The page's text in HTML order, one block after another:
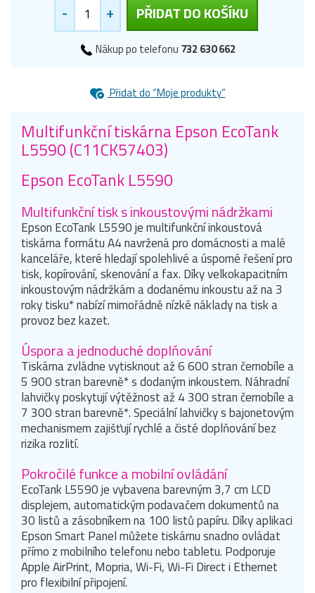
- + PŘIDAT DO KOŠÍKU
Nákup po telefonu 732 630 662
Přidat do “Moje produkty”
Multifunkční tiskárna Epson EcoTank
L5590 (C11CK57403)
Epson EcoTank L5590
Multifunkční tisk s inkoustovými nádržkami
Epson EcoTank L5590 je multifunkční inkoustová
tiskárna formátu A4 navržená pro domácnosti a malé
kanceláře, které hledají spolehlivé a úsporné řešení pro
tisk, kopírování, skenování a fax. Díky velkokapacitním
inkoustovým nádržkám a dodanému inkoustu až na 3
roky tisku* nabízí mimořádně nízké náklady na tisk a
provoz bez kazet.
Úspora a jednoduché doplňování
Tiskárna zvládne vytisknout až 6 600 stran černobíle a
5 900 stran barevně* s dodaným inkoustem. Náhradní
lahvičky poskytují výtěžnost až 4 300 stran černobíle a
7 300 stran barevně*. Speciální lahvičky s bajonetovým
mechanismem zajišťují rychlé a čisté doplňování bez
rizika rozlití.
Pokročilé funkce a mobilní ovládání
EcoTank L5590 je vybavena barevným 3,7 cm LCD
displejem, automatickým podavačem dokumentů na
30 listů a zásobníkem na 100 listů papíru. Díky aplikaci
Epson Smart Panel můžete tiskárnu snadno ovládat
přímo z mobilního telefonu nebo tabletu. Podporuje
Apple AirPrint, Mopria, Wi-Fi, Wi-Fi Direct i Ethernet
pro flexibilní připojení.